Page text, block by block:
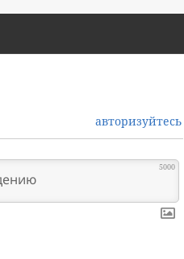
авторизуйтесь
5000